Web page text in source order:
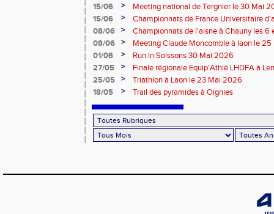
15/06
>
Meeting national de Tergnier le 30 Mai
15/06
>
Championnats de France Universitaire
Mai 2026
08/06 >
Championnats de l'aisne à Chauny les 6
08/06
>
Meeting Claude Moncomble à laon le
01/06
>
Run in Soissons 30 Mai 2026
27/05
>
Finale régionale Equip'Athlé LHDFA à
25/05
>
Triathlon à Laon le 23 Mai 2026
18/05
> Trail des pyramides à Oignies